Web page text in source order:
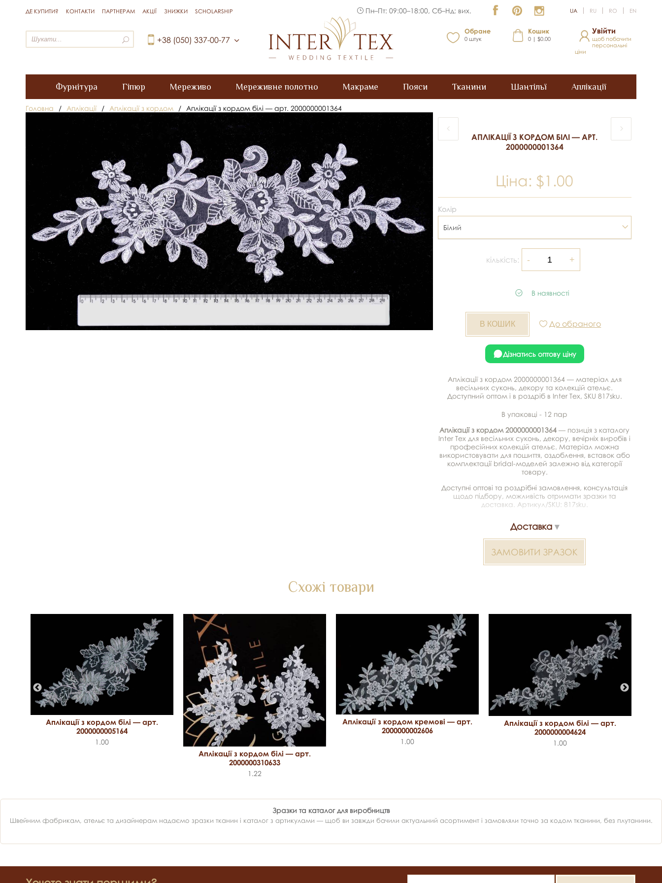
ДЕ КУПИТИ? КОНТАКТИ ПАРТНЕРАМ АКЦІЇ ЗНИЖКИ SCHOLARSHIP Пн–Пт: 09:00–18:00, Сб–Нд: вих. UA RU RO EN
+38 (050) 337-00-77
Обране
0 штук
Кошик
0 | $0.00
Увійти
щоб побачити
персональні
ціни
Фурнітура Гіпюр Мереживо Мереживне полотно Макраме Пояси Тканини Шантільї Аплікації
Головна / Аплікації / Аплікації з кордом / Аплікації з кордом білі — арт. 2000000001364
АПЛІКАЦІЇ З КОРДОМ БІЛІ — АРТ.
2000000001364
Ціна: $1.00
Колір
Білий
кількість:
В наявності
До обраного
Дізнатись оптову ціну
Аплікації з кордом 2000000001364 — матеріал для
весільних суконь, декору та колекцій ательє.
Доступний оптом і в роздріб в Inter Tex, SKU 817sku.
В упаковці - 12 пар
Аплікації з кордом 2000000001364 — позиція з каталогу
Inter Tex для весільних суконь, декору, вечірніх виробів і
професійних колекцій ательє. Матеріал можна
використовувати для пошиття, оздоблення, вставок або
комплектації bridal-моделей залежно від категорії
товару.
Доступні оптові та роздрібні замовлення, консультація
щодо підбору, можливість отримати зразки та
доставка. Артикул/SKU: 817sku.
Доставка
ЗАМОВИТИ ЗРАЗОК
Схожі товари
Аплікації з кордом білі — арт.
2000000005164
1.00
Аплікації з кордом білі — арт.
2000000310633
1.22
Аплікації з кордом кремові — арт.
2000000002606
1.00
Аплікації з кордом білі — арт.
2000000004624
1.00
Зразки та каталог для виробництв
Швейним фабрикам, ательє та дизайнерам надаємо зразки тканин і каталог з артикулами — щоб ви завжди бачили актуальний асортимент і замовляли точно за кодом тканини, без плутанини.